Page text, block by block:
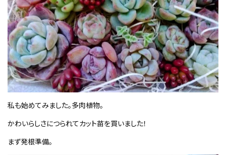
私も始めてみました。多肉植物。
かわいらしさにつられてカット苗を買いました！
まず発根準備。